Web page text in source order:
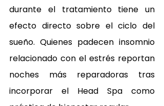
durante el tratamiento tiene un
efecto directo sobre el ciclo del
sueño. Quienes padecen insomnio
relacionado con el estrés reportan
noches más reparadoras tras
incorporar el Head Spa como